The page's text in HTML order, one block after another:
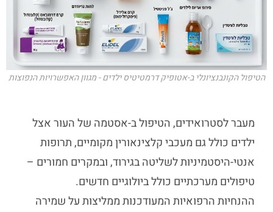
הטיפול הקונבנציונלי ב-אטופיק דרמטיטיס ילדים - מגוון האפשרויות הנפוצות
מעבר לסטרואידים, הטיפול ב-אסטמה של העור אצל
ילדים כולל גם מעכבי קלצינאורין מקומיים, תרופות
אנטי-היסטמיניות לשליטה בגירוד, ובמקרים חמורים –
טיפולים מערכתיים כולל ביולוגיים חדשים.
ההנחיות הרפואיות המעודכנות ממליצות על שמירה